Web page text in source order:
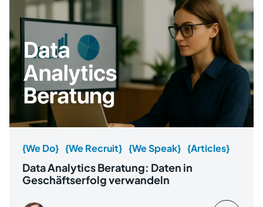
{We Do} {We Recruit} {We Speak} {Articles}
Data Analytics Beratung: Daten in
Geschäftserfolg verwandeln